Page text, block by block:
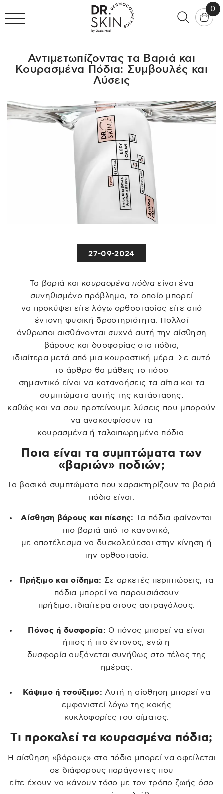
0
Αντιμετωπίζοντας τα Βαριά και
Κουρασμένα Πόδια: Συμβουλές και
Λύσεις
27-09-2024
Τα βαριά και κουρασμένα πόδια είναι ένα
συνηθισμένο πρόβλημα, το οποίο μπορεί
να προκύψει είτε λόγω ορθοστασίας είτε από
έντονη φυσική δραστηριότητα. Πολλοί
άνθρωποι αισθάνονται συχνά αυτή την αίσθηση
βάρους και δυσφορίας στα πόδια,
ιδιαίτερα μετά από μια κουραστική μέρα. Σε αυτό
το άρθρο θα μάθεις το πόσο
σημαντικό είναι να κατανοήσεις τα αίτια και τα
συμπτώματα αυτής της κατάστασης,
καθώς και να σου προτείνουμε λύσεις που μπορούν
να ανακουφίσουν τα
κουρασμένα ή ταλαιπωρημένα πόδια.
Ποια είναι τα συμπτώματα των
«βαριών» ποδιών;
Τα βασικά συμπτώματα που χαρακτηρίζουν τα βαριά
πόδια είναι:
Αίσθηση βάρους και πίεσης: Τα πόδια φαίνονται
πιο βαριά από το κανονικό,
με αποτέλεσμα να δυσκολεύεσαι στην κίνηση ή
την ορθοστασία.
Πρήξιμο και οίδημα: Σε αρκετές περιπτώσεις, τα
πόδια μπορεί να παρουσιάσουν
πρήξιμο, ιδιαίτερα στους αστραγάλους.
Πόνος ή δυσφορία: Ο πόνος μπορεί να είναι
ήπιος ή πιο έντονος, ενώ η
δυσφορία αυξάνεται συνήθως στο τέλος της
ημέρας.
Κάψιμο ή τσούξιμο:Αυτή η αίσθηση μπορεί να
εμφανιστεί λόγω της κακής
κυκλοφορίας του αίματος.
Τι προκαλεί τα κουρασμένα πόδια;
Η αίσθηση «βάρους» στα πόδια μπορεί να οφείλεται
σε διάφορους παράγοντες που
είτε έχουν να κάνουν τόσο με τον τρόπο ζωής όσο